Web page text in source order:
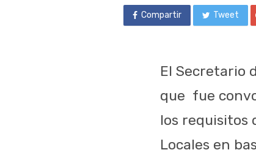
Compartir Tweet
El Secretario
que fue
los requisitos
Locales en